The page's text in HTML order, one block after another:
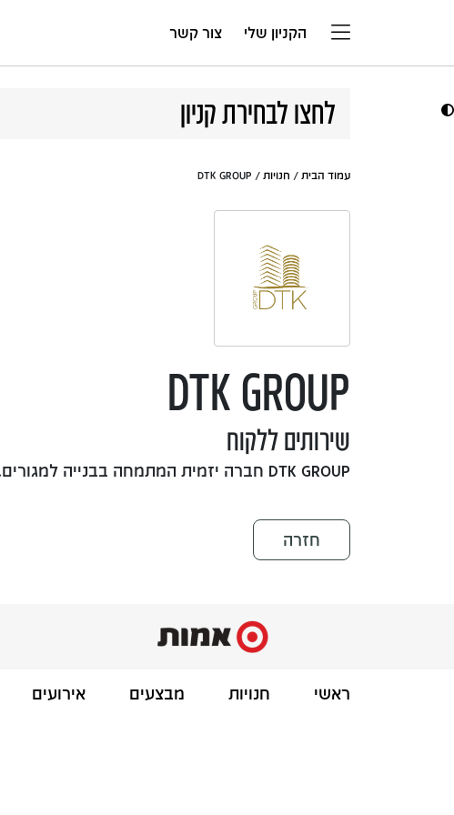
הקניון שלי צור קשר
לחצו לבחירת קניון
עמוד הבית / חנויות / DTK GROUP
DTK GROUP
שירותים ללקוח
DTK GROUP חברה יזמית המתמחה בבנייה למגורים.
חזרה
ראשי חנויות מבצעים אירועים